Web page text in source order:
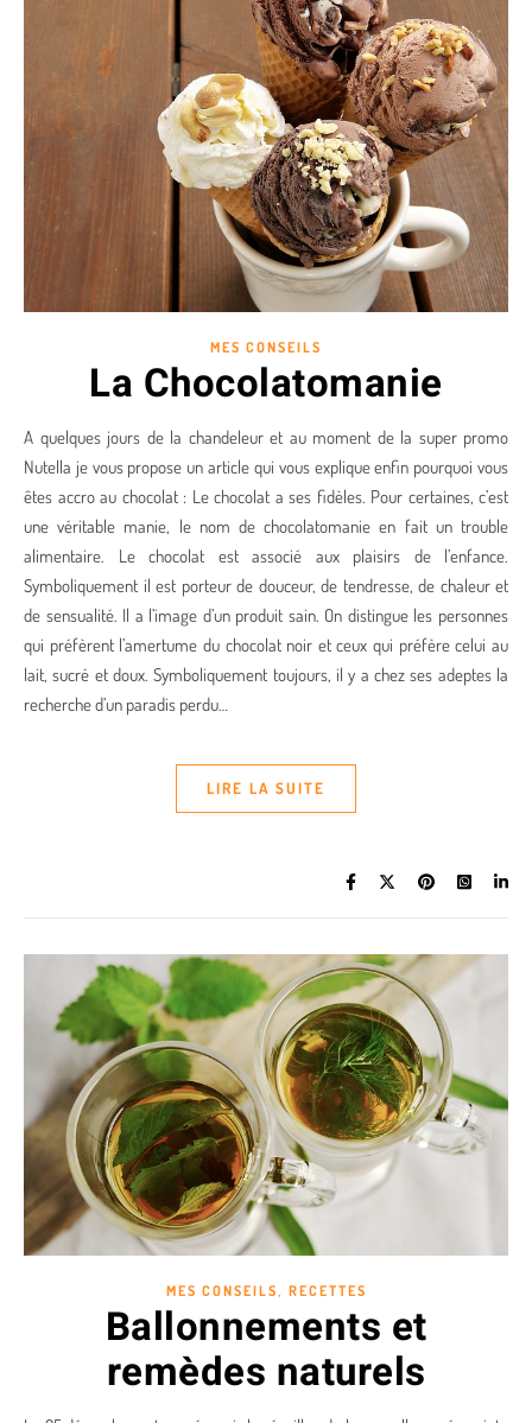
MES CONSEILS
La Chocolatomanie
A quelques jours de la chandeleur et au moment de la super promo
Nutella je vous propose un article qui vous explique enfin pourquoi vous
êtes accro au chocolat : Le chocolat a ses fidèles. Pour certaines, c’est
une véritable manie, le nom de chocolatomanie en fait un trouble
alimentaire. Le chocolat est associé aux plaisirs de l’enfance.
Symboliquement il est porteur de douceur, de tendresse, de chaleur et
de sensualité. Il a l’image d’un produit sain. On distingue les personnes
qui préfèrent l’amertume du chocolat noir et ceux qui préfère celui au
lait, sucré et doux. Symboliquement toujours, il y a chez ses adeptes la
recherche d’un paradis perdu…
LIRE LA SUITE
MES CONSEILS , RECETTES
Ballonnements et
remèdes naturels